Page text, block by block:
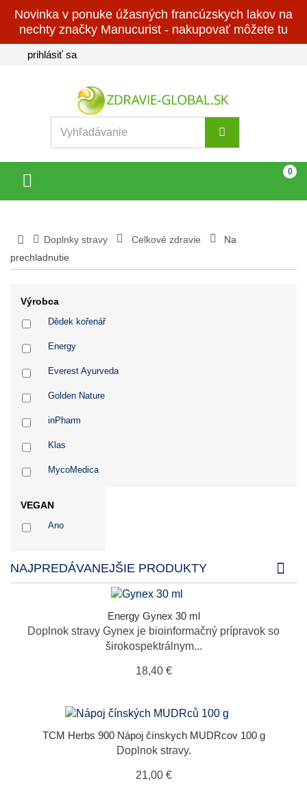
Novinka v ponuke úžasných francúzskych lakov na
nechty značky Manucurist - nakupovať môžete tu
prihlásiť sa
Košík0
(prázdny)
Toggle
navigation
Doplnky stravy Celkové zdravie
Na
prechladnutie
Výrobca
Dědek kořenář
Energy
Everest Ayurveda
Golden Nature
inPharm
Klas
MycoMedica
Superionherbs
Terezia Company
VEGAN
Ano
NAJPREDÁVANEJŠIE PRODUKTY
Energy Gynex 30 ml
Doplnok stravy Gynex je bioinformačný prípravok so
širokospektrálnym...
18,40 €
TCM Herbs 900 Nápoj čínskych MUDRcov 100 g
Doplnok stravy.
21,00 €